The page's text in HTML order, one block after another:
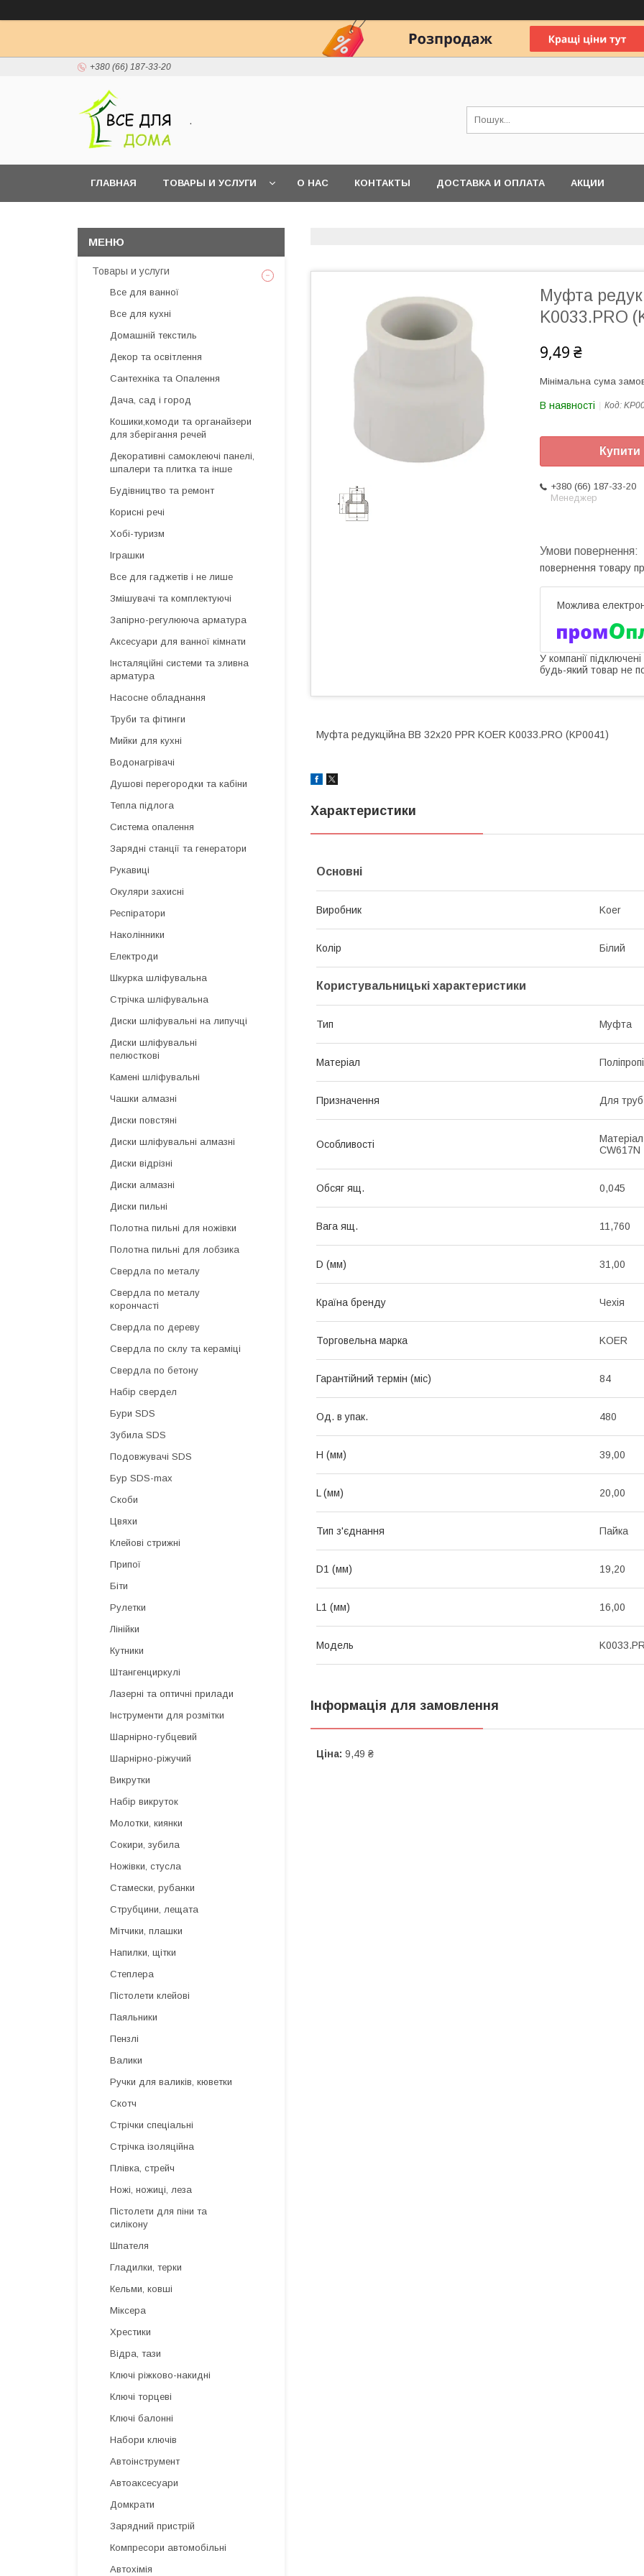
+380 (66) 187-33-20
.
ГЛАВНАЯ ТОВАРЫ И УСЛУГИ О НАС КОНТАКТЫ ДОСТАВКА И ОПЛАТА АКЦИИ
Муфта
K0033.PRO
9,49 ₴
Мінімальна сума
В наявності Код:
Купити
+380 (66) 187-33-20
Менеджер
повернення товару
У компанії
будь-який товар не
Муфта редукційна ВВ 32x20 PPR KOER K0033.PRO (KP0041)
Характеристики
Основні
Виробник Koer
Колір Білий
Користувальницькі характеристики
Тип Муфта
Матеріал
Призначення Для труб
Особливості
CW617N
Обсяг ящ. 0,045
Вага ящ. 11,760
D (мм) 31,00
Країна бренду Чехія
Торговельна марка KOER
Гарантійний термін (міс) 84
Од. в упак. 480
H (мм) 39,00
L (мм) 20,00
Тип з'єднання Пайка
D1 (мм) 19,20
L1 (мм) 16,00
Мoдель
Інформація для замовлення
Ціна: 9,49 ₴
Товары и услуги
Все для ванної
Все для кухні
Домашній текстиль
Декор та освітлення
Сантехніка та Опалення
Дача, сад і город
Кошики,комоди та органайзери
для зберігання речей
Декоративні самоклеючі панелі,
шпалери та плитка та інше
Будівництво та ремонт
Корисні речі
Хобі-туризм
Іграшки
Все для гаджетів і не лише
Змішувачі та комплектуючі
Запірно-регулююча арматура
Аксесуари для ванної кімнати
Інсталяційні системи та зливна
арматура
Насосне обладнання
Труби та фітинги
Мийки для кухні
Водонагрівачі
Душові перегородки та кабіни
Тепла підлога
Система опалення
Зарядні станції та генератори
Рукавиці
Окуляри захисні
Респіратори
Наколінники
Електроди
Шкурка шліфувальна
Стрічка шліфувальна
Диски шліфувальні на липучці
Диски шліфувальні
пелюсткові
Камені шліфувальні
Чашки алмазні
Диски повстяні
Диски шліфувальні алмазні
Диски відрізні
Диски алмазні
Диски пильні
Полотна пильні для ножівки
Полотна пильні для лобзика
Свердла по металу
Свердла по металу
корончасті
Свердла по дереву
Свердла по склу та кераміці
Свердла по бетону
Набір свердел
Бури SDS
Зубила SDS
Подовжувачі SDS
Бур SDS-max
Скоби
Цвяхи
Клейові стрижні
Припої
Біти
Рулетки
Лінійки
Кутники
Штангенциркулі
Лазерні та оптичні прилади
Інструменти для розмітки
Шарнірно-губцевий
Шарнірно-ріжучий
Викрутки
Набір викруток
Молотки, киянки
Сокири, зубила
Ножівки, стусла
Стамески, рубанки
Струбцини, лещата
Мітчики, плашки
Напилки, щітки
Степлера
Пістолети клейові
Паяльники
Пензлі
Валики
Ручки для валиків, кюветки
Скотч
Стрічки спеціальні
Стрічка ізоляційна
Плівка, стрейч
Ножі, ножиці, леза
Пістолети для піни та
силікону
Шпателя
Гладилки, терки
Кельми, ковші
Міксера
Хрестики
Відра, тази
Ключі ріжково-накидні
Ключі торцеві
Ключі балонні
Набори ключів
Автоінструмент
Автоаксесуари
Домкрати
Зарядний пристрій
Компресори автомобільні
Автохімія